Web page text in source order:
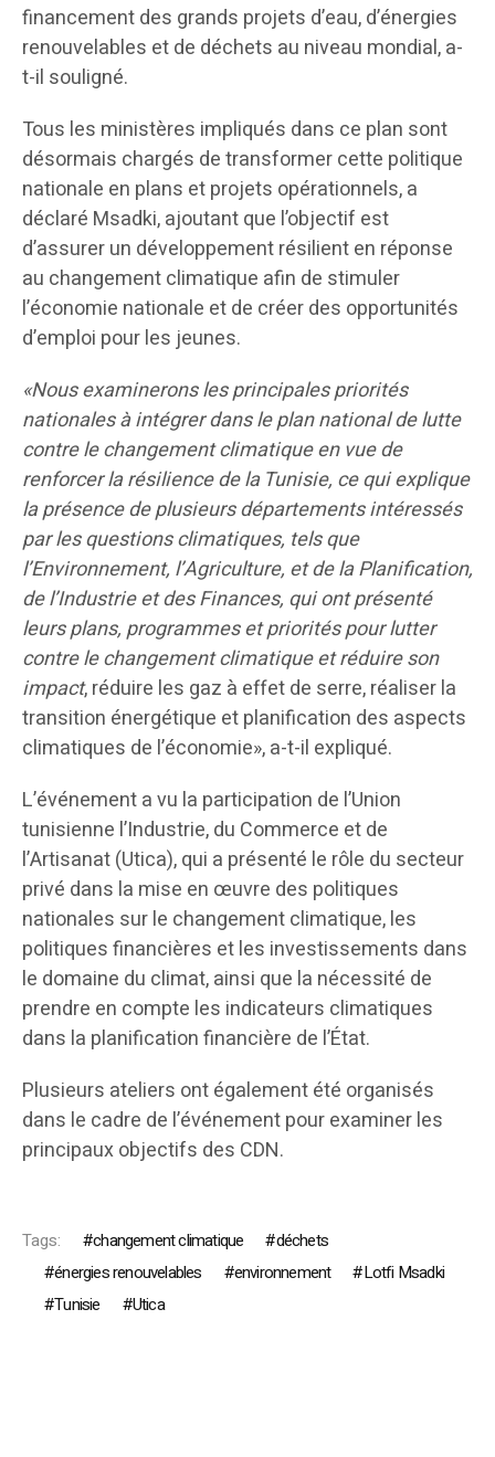
financement des grands projets d’eau, d’énergies
renouvelables et de déchets au niveau mondial, a-
t-il souligné.
Tous les ministères impliqués dans ce plan sont
désormais chargés de transformer cette politique
nationale en plans et projets opérationnels, a
déclaré Msadki, ajoutant que l’objectif est
d’assurer un développement résilient en réponse
au changement climatique afin de stimuler
l’économie nationale et de créer des opportunités
d’emploi pour les jeunes.
«Nous examinerons les principales priorités
nationales à intégrer dans le plan national de lutte
contre le changement climatique en vue de
renforcer la résilience de la Tunisie, ce qui explique
la présence de plusieurs départements intéressés
par les questions climatiques, tels que
l’Environnement, l’Agriculture, et de la Planification,
de l’Industrie et des Finances, qui ont présenté
leurs plans, programmes et priorités pour lutter
contre le changement climatique et réduire son
impact, réduire les gaz à effet de serre, réaliser la
transition énergétique et planification des aspects
climatiques de l’économie», a-t-il expliqué.
L’événement a vu la participation de l’Union
tunisienne l’Industrie, du Commerce et de
l’Artisanat (Utica), qui a présenté le rôle du secteur
privé dans la mise en œuvre des politiques
nationales sur le changement climatique, les
politiques financières et les investissements dans
le domaine du climat, ainsi que la nécessité de
prendre en compte les indicateurs climatiques
dans la planification financière de l’État.
Plusieurs ateliers ont également été organisés
dans le cadre de l’événement pour examiner les
principaux objectifs des CDN.
Tags: changement climatique
déchets
énergies renouvelables
environnement
Lotfi Msadki
Tunisie
Utica